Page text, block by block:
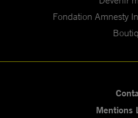
Fondation Amnesty
Mentions